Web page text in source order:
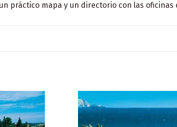
práctico mapa y un directorio con las oficinas